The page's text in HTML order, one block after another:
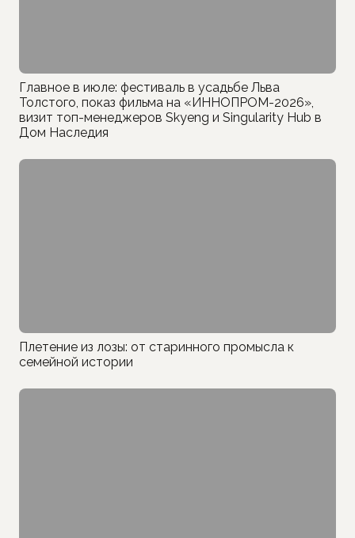
Главное в июле: фестиваль в усадьбе Льва
Толстого, показ фильма на «ИННОПРОМ-2026»,
визит топ-менеджеров Skyeng и Singularity Hub в
Дом Наследия
Плетение из лозы: от старинного промысла к
семейной истории